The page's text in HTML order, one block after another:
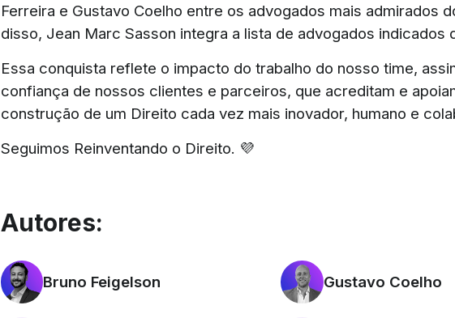
Ferreira e Gustavo Coelho entre os advogados mais admirados
disso, Jean Marc Sasson integra a lista de advogados indicados
Essa conquista reflete o impacto do trabalho do nosso time,
confiança de nossos clientes e parceiros, que acreditam e
construção de um Direito cada vez mais inovador, humano e
Seguimos Reinventando o Direito. 💜
Autores:
Bruno Feigelson Gustavo Coelho